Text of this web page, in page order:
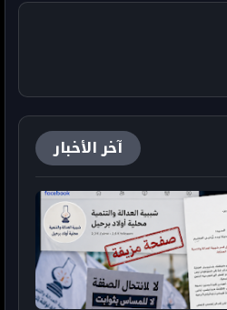
آخر الأخبار